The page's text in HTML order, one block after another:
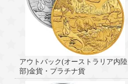
アウトバック(オーストラリア内陸
部)金貨・プラチナ貨